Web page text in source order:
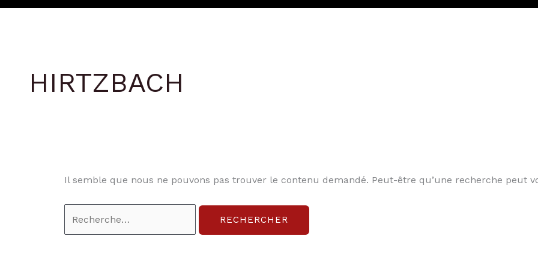
HIRTZBACH
Il semble que nous ne pouvons pas trouver le contenu demandé. Peut-être qu’une recherche peut